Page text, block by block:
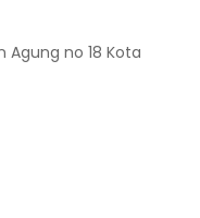
Agung no 18 Kota